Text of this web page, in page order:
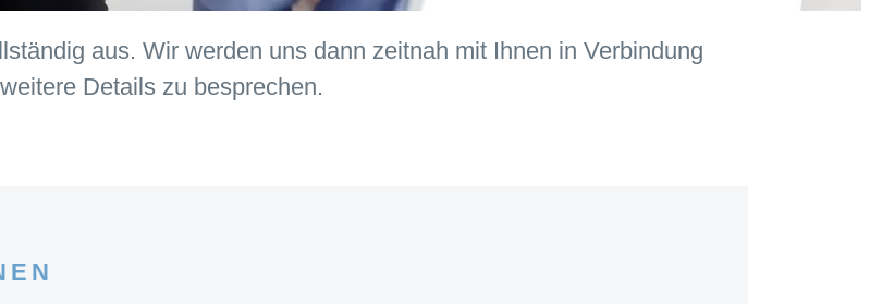
aus. Wir werden uns dann zeitnah mit Ihnen in Verbindung
Details zu besprechen.